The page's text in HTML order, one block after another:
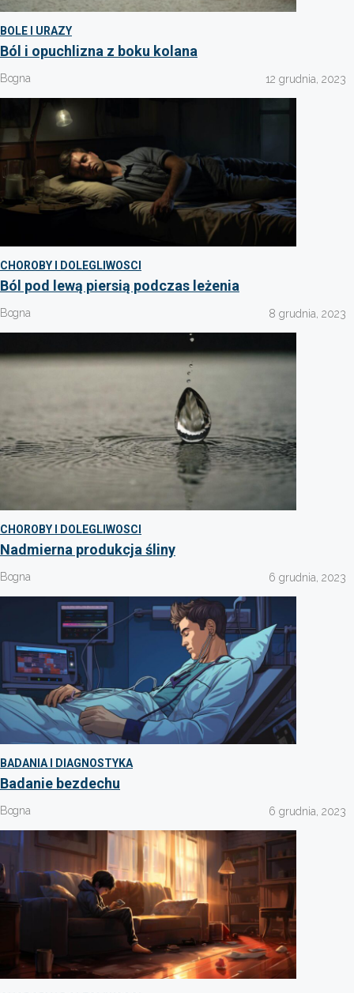
BOLE I URAZY
Ból i opuchlizna z boku kolana
Bogna 12 grudnia, 2023
CHOROBY I DOLEGLIWOSCI
Ból pod lewą piersią podczas leżenia
Bogna 8 grudnia, 2023
CHOROBY I DOLEGLIWOSCI
Nadmierna produkcja śliny
Bogna 6 grudnia, 2023
BADANIA I DIAGNOSTYKA
Badanie bezdechu
Bogna 6 grudnia, 2023